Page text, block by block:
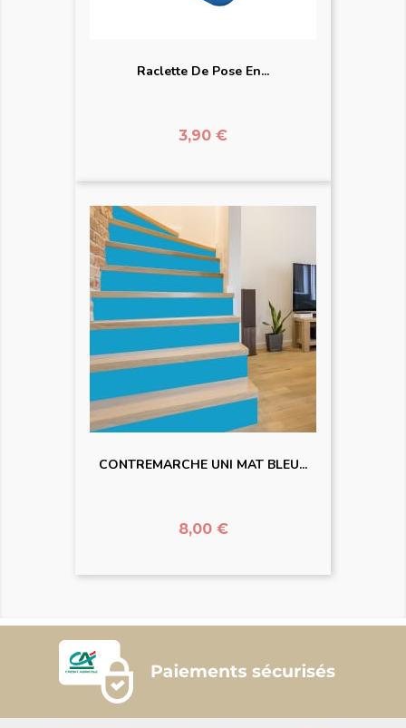
Raclette De Pose En...
Prix
3,90 €
CONTREMARCHE UNI MAT BLEU...
Prix
8,00 €